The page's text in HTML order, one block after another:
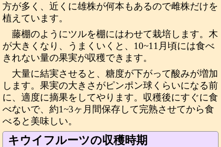
方が多く、近くに雄株が何本もあるので雌株だけを
植えています。
藤棚のようにツルを棚にはわせて栽培します。木
が大きくなり、うまくいくと、10~11月頃には食べ
きれない量の果実が収穫できます。
大量に結実させると、糖度が下がって酸みが増加
します。果実の大きさがピンポン球くらいになる前
に、適度に摘果をしてやります。収穫後にすぐに食
べないで、約1~3ヶ月間保存して完熟させてから食
べると美味しい。
キウイフルーツの収穫時期